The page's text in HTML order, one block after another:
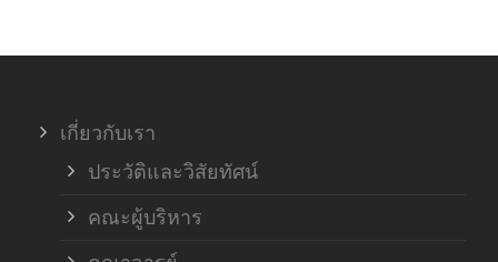
เกี่ยวกับเรา
ประวัติและวิสัยทัศน์
คณะผู้บริหาร